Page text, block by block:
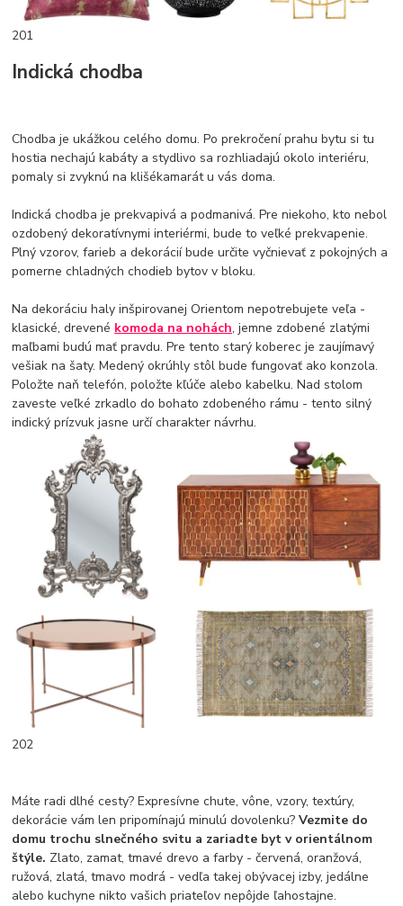
201
Indická chodba
Chodba je ukážkou celého domu. Po prekročení prahu bytu si tu
hostia nechajú kabáty a stydlivo sa rozhliadajú okolo interiéru,
pomaly si zvyknú na klišékamarát u vás doma.
Indická chodba je prekvapivá a podmanivá. Pre niekoho, kto nebol
ozdobený dekoratívnymi interiérmi, bude to veľké prekvapenie.
Plný vzorov, farieb a dekorácií bude určite vyčnievať z pokojných a
pomerne chladných chodieb bytov v bloku.
Na dekoráciu haly inšpirovanej Orientom nepotrebujete veľa -
klasické, drevené komoda na nohách, jemne zdobené zlatými
maľbami budú mať pravdu. Pre tento starý koberec je zaujímavý
vešiak na šaty. Medený okrúhly stôl bude fungovať ako konzola.
Položte naň telefón, položte kľúče alebo kabelku. Nad stolom
zaveste veľké zrkadlo do bohato zdobeného rámu - tento silný
indický prízvuk jasne určí charakter návrhu.
202
Máte radi dlhé cesty? Expresívne chute, vône, vzory, textúry,
dekorácie vám len pripomínajú minulú dovolenku?Vezmite do
domu trochu slnečného svitu a zariadte byt v orientálnom
štýle. Zlato, zamat, tmavé drevo a farby - červená, oranžová,
ružová, zlatá, tmavo modrá - vedľa takej obývacej izby, jedálne
alebo kuchyne nikto vašich priateľov nepôjde ľahostajne.